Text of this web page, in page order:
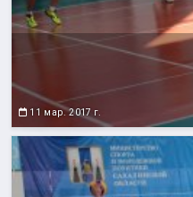
11 мар. 2017 г.